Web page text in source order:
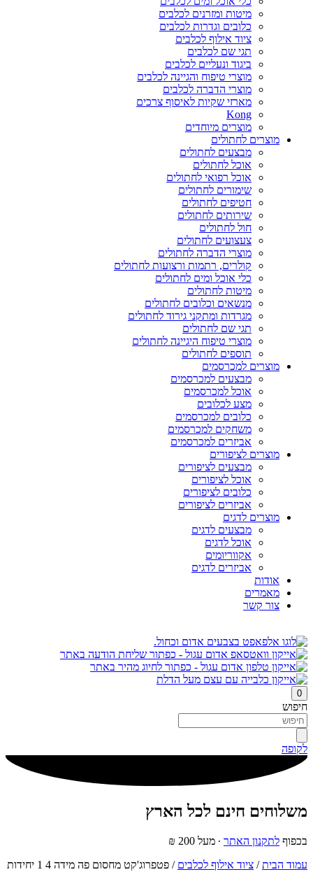
מיטות ומזרנים לכלבים
כלובים וגדרות לכלבים
ציוד אילוף לכלבים
תגי שם לכלבים
ביגוד ונעליים לכלבים
מוצרי טיפוח והגיינה לכלבים
מוצרי הדברה לכלבים
מארזי שקיות לאיסוף צרכים
Kong
מוצרים מיוחדים
מוצרים לחתולים
מבצעים לחתולים
אוכל לחתולים
אוכל רפואי לחתולים
שימורים לחתולים
חטיפים לחתולים
שירותים לחתולים
חול לחתולים
צעצועים לחתולים
מוצרי הדברה לחתולים
קולרים, רתמות ורצועות לחתולים
כלי אוכל ומים לחתולים
מיטות לחתולים
מנשאים וכלובים לחתולים
מגרדות ומתקני גירוד לחתולים
תגי שם לחתולים
מוצרי טיפוח היגיינה לחתולים
תוספים לחתולים
מוצרים למכרסמים
מבצעים למכרסמים
אוכל למכרסמים
מצע לכלובים
כלובים למכרסמים
משחקים למכרסמים
אביזרים למכרסמים
מוצרים לציפורים
מבצעים לציפורים
אוכל לציפורים
כלובים לציפורים
אביזרים לציפורים
מוצרים לדגים
מבצעים לדגים
אוכל לדגים
אקווריומים
אביזרים לדגים
אודות
מאמרים
צור קשר
0
חיפוש
לקופה
משלוחים חינם לכל הארץ
בכפוף לתקנון האתר ∙ מעל 200 ₪
עמוד הבית/ ציוד אילוף לכלבים / פטפרוג'קט מחסום פה מידה 4 1 יחידות